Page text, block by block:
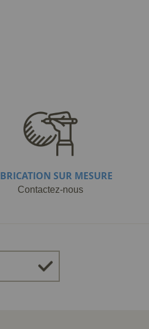
SUR MESURE
Contactez-nous